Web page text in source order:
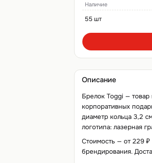
Наличие
55 шт
Описание
Брелок Toggi — товар
корпоративных
диаметр кольца 3,2
логотипа: лазерная
Стоимость — от 229 ₽
брендирования.